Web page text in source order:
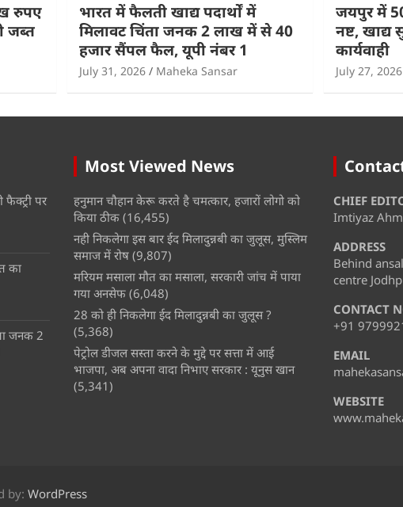
रुपए
जब्त
भारत में फैलती खाद्य पदार्थों में
मिलावट चिंता जनक 2 लाख में से 40
हजार सैंपल फैल, यूपी नंबर 1
July 31, 2026 Maheka Sansar
जयपुर में
नष्ट, खाद्य
कार्यवाही
July 27, 2026
पर
का
जनक 2
Most Viewed News
हनुमान चौहान केरू करते है चमत्कार, हजारों लोगो को
किया ठीक (16,455)
नही निकलेगा इस बार ईद मिलादुन्नबी का जुलूस, मुस्लिम
समाज में रोष (9,807)
मरियम मसाला मौत का मसाला, सरकारी जांच में पाया
गया अनसेफ (6,048)
28 को ही निकलेगा ईद मिलादुन्नबी का जुलूस ?
(5,368)
पेट्रोल डीजल सस्ता करने के मुद्दे पर सत्ता में आई
भाजपा, अब अपना वादा निभाए सरकार : यूनुस खान
(5,341)
CHIEF
Imtiyaz
ADDRESS
Behind
centre
CONTACT
+91
EMAIL
WEBSITE
by: WordPress